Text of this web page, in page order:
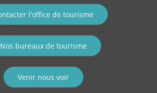
l'office de tourisme
Nos bureaux de tourisme
Venir nous voir